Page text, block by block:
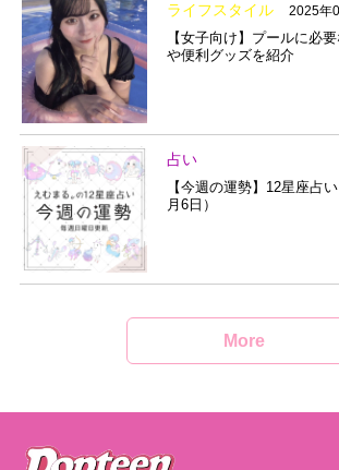
ライフスタイル 2025年
【女子向け】プールに必
や便利グッズを紹介
占い
【今週の運勢】12星座占
月6日）
More